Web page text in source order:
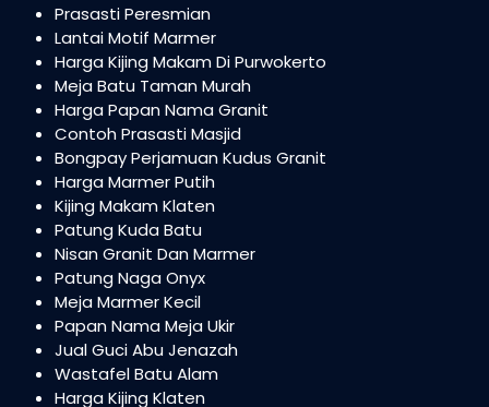
Prasasti Peresmian
Lantai Motif Marmer
Harga Kijing Makam Di Purwokerto
Meja Batu Taman Murah
Harga Papan Nama Granit
Contoh Prasasti Masjid
Bongpay Perjamuan Kudus Granit
Harga Marmer Putih
Kijing Makam Klaten
Patung Kuda Batu
Nisan Granit Dan Marmer
Patung Naga Onyx
Meja Marmer Kecil
Papan Nama Meja Ukir
Jual Guci Abu Jenazah
Wastafel Batu Alam
Harga Kijing Klaten